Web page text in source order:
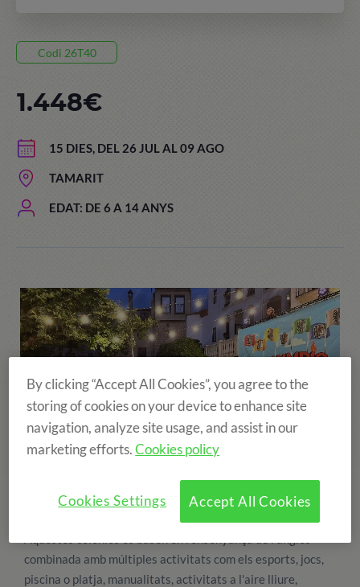
Codi 26T40
15 DIES, DEL 26 JUL AL 09 AGO
TAMARIT
EDAT: DE 6 A 14 ANYS
1.448€
combinada amb múltiples activitats com els esports, jocs,
piscina o platja, manualitats, activitats a l'aire lliure,
By clicking “Accept All Cookies”, you agree to the
storing of cookies on your device to enhance site
navigation, analyze site usage, and assist in our
marketing efforts.Cookies policy
Accept All Cookies
Cookies Settings